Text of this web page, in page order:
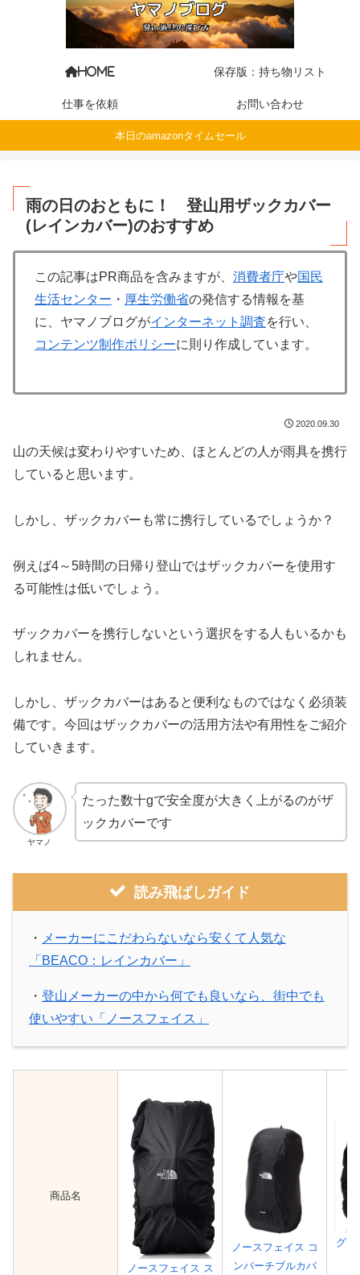
HOME 保存版：持ち物リスト
仕事を依頼 お問い合わせ
本日のamazonタイムセール
雨の日のおともに！ 登山用ザックカバー
(レインカバー)のおすすめ
この記事はPR商品を含みますが、 消費者庁や国民
生活センター ・ 厚生労働省の発信する情報を基
に、ヤマノブログがインターネット調査を行い、
コンテンツ制作ポリシーに則り作成しています。
2020.09.30
山の天候は変わりやすいため、ほとんどの人が雨具を携行
していると思います。
しかし、ザックカバーも常に携行しているでしょうか？
例えば4～5時間の日帰り登山ではザックカバーを使用す
る可能性は低いでしょう。
ザックカバーを携行しないという選択をする人もいるかも
しれません。
しかし、ザックカバーはあると便利なものではなく必須装
備です。今回はザックカバーの活用方法や有用性をご紹介
していきます。
ヤマノ
たった数十gで安全度が大きく上がるのがザ
ックカバーです
読み飛ばしガイド
・ メーカーにこだわらないなら安くて人気な
「BEACO：レインカバー」
・ 登山メーカーの中から何でも良いなら、街中でも
使いやすい「ノースフェイス」
商品名
ノースフェイス ス
ノースフェイス コ
ンバーチブルカバ
グレ